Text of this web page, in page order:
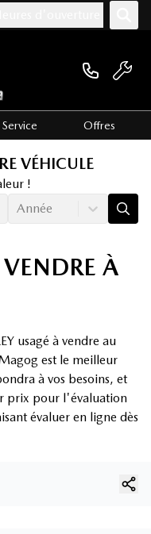
Service Offres
VÉHICULE
!
Année
À
usagé à vendre au
est le meilleur
à vos besoins, et
prix pour l'évaluation
évaluer en ligne dès